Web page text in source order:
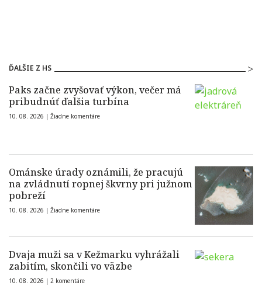
ĎALŠIE Z HS
Paks začne zvyšovať výkon, večer má
pribudnúť ďalšia turbína
10. 08. 2026 | Žiadne komentáre
Ománske úrady oznámili, že pracujú
na zvládnutí ropnej škvrny pri južnom
pobreží
10. 08. 2026 | Žiadne komentáre
Dvaja muži sa v Kežmarku vyhrážali
zabitím, skončili vo väzbe
10. 08. 2026 | 2 komentáre